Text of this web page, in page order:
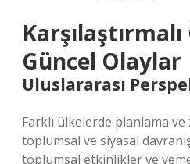
Güncel Olaylar
Uluslararası
Farklı ülkelerde planlama
toplumsal ve siyasal
toplumsal etkinlikler ve